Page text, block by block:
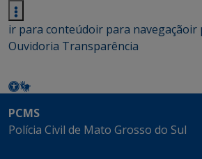
ir para conteúdoir para navegaçãoir
Ouvidoria Transparência
PCMS
Polícia Civil de Mato Grosso do Sul